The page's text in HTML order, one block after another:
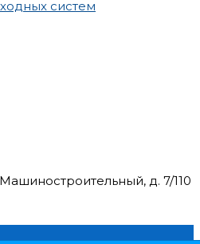
систем
д. 7/110